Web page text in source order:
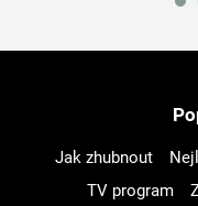
Jak zhubnout
TV program